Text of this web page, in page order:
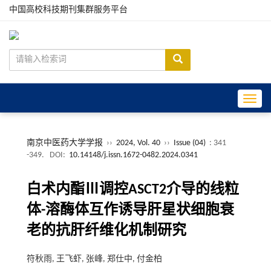
中国高校科技期刊集群服务平台
南京中医药大学学报 ›› 2024, Vol. 40 ›› Issue (04) : 341
-349.
DOI: 10.14148/j.issn.1672-0482.2024.0341
白术内酯Ⅲ调控ASCT2介导的线粒
体-溶酶体互作诱导肝星状细胞衰
老的抗肝纤维化机制研究
符秋雨, 王飞虾, 张峰, 郑仕中, 付金柏